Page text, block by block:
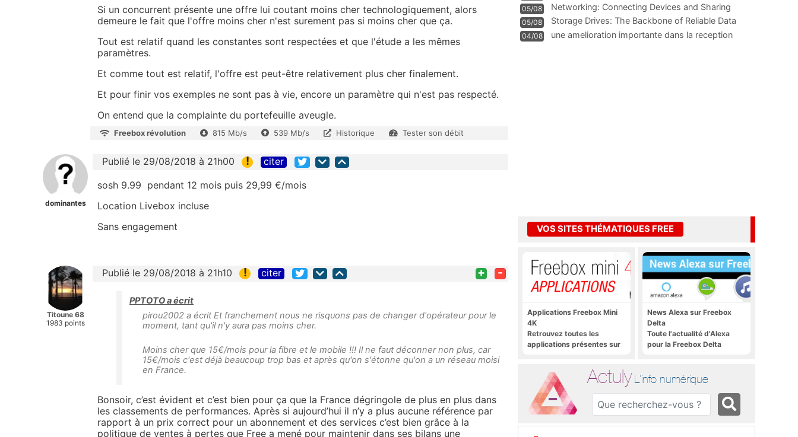
Si un concurrent présente une offre lui coutant moins cher technologiquement, alors
demeure le fait que l'offre moins cher n'est surement pas si moins cher que ça.
Tout est relatif quand les constantes sont respectées et que l'étude a les mêmes
paramètres.
Et comme tout est relatif, l'offre est peut-être relativement plus cher finalement.
Et pour finir vos exemples ne sont pas à vie, encore un paramètre qui n'est pas respecté.
On entend que la complainte du portefeuille aveugle.
Freebox révolution 815 Mb/s 539 Mb/s Historique Tester son débit
dominantes
Publié le 29/08/2018 à 21h00 ! citer
sosh 9.99 pendant 12 mois puis 29,99 €/mois
Location Livebox incluse
Sans engagement
Titoune 68
1983 points
Publié le 29/08/2018 à 21h10 ! citer + -
PPTOTO a écrit
pirou2002 a écrit Et franchement nous ne risquons pas de changer d'opérateur pour le
moment, tant qu'il n'y aura pas moins cher.
Moins cher que 15€/mois pour la fibre et le mobile !!! Il ne faut déconner non plus, car
15€/mois c'est déjà beaucoup trop bas et après qu'on s'étonne qu'on a un réseau moisi
en France.
Bonsoir, c’est évident et c’est bien pour ça que la France dégringole de plus en plus dans
les classements de performances. Après si aujourd’hui il n’y a plus aucune référence par
rapport à un prix correct pour un abonnement et des services c’est bien grâce à la
politique de ventes à pertes que Free a mené pour maintenir dans ses bilans une
05/08
Networking: Connecting Devices and Sharing
Information
05/08
Storage Drives: The Backbone of Reliable Data
Management
04/08
une amelioration importante dans la reception
VOS SITES THÉMATIQUES FREE
Applications Freebox Mini
4K
Retrouvez toutes les
applications présentes sur
News Alexa sur Freebox
Delta
Toute l'actualité d'Alexa
pour la Freebox Delta
Actuly L'info numérique